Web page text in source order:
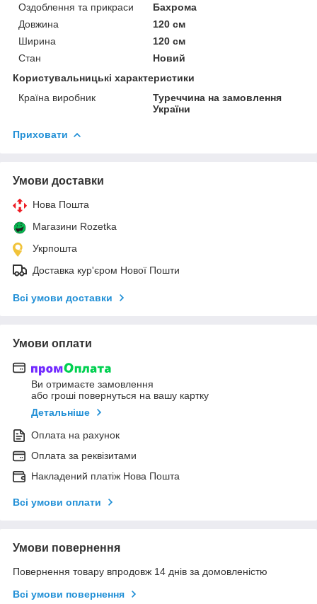
Оздоблення та прикраси
Бахрома
Довжина
120 см
Ширина
120 см
Стан
Новий
Користувальницькі характеристики
Країна виробник
Туреччина на замовлення
України
Приховати
Умови доставки
Нова Пошта
Магазини Rozetka
Укрпошта
Доставка кур'єром Нової Пошти
Всі умови доставки
Умови оплати
Ви отримаєте замовлення
або гроші повернуться на вашу картку
Детальніше
Оплата на рахунок
Оплата за реквізитами
Накладений платіж Нова Пошта
Всі умови оплати
Умови повернення
Повернення товару впродовж 14 днів за домовленістю
Всі умови повернення